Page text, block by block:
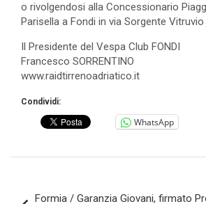
o rivolgendosi alla Concessionario
Parisella a Fondi in via Sorgente Vitruvio
Il Presidente del Vespa Club FONDI
Francesco SORRENTINO
www.raidtirrenoadriatico.it
Condividi:
WhatsApp
Formia / Garanzia Giovani, firmato